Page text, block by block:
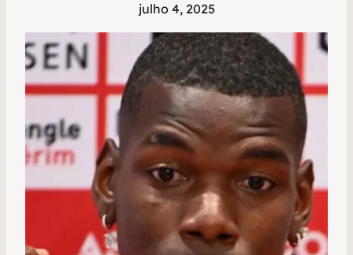
julho 4, 2025